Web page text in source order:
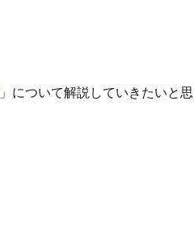
」について解説していきたいと思